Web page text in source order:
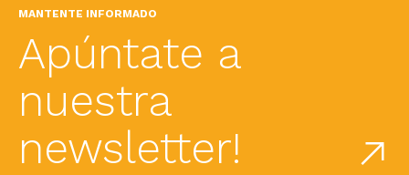
MANTENTE INFORMADO
Apúntate a
nuestra
newsletter!